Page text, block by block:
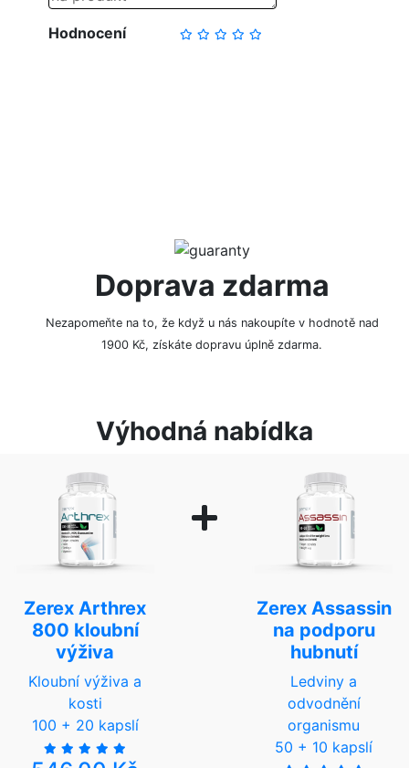
Hodnocení
Doprava zdarma
Nezapomeňte na to, že když u nás nakoupíte v hodnotě nad
1900 Kč, získáte dopravu úplně zdarma.
Výhodná nabídka
Zerex Arthrex
800 kloubní
výživa
Kloubní výživa a
kosti
100 + 20 kapslí
Zerex Assassin
na podporu
hubnutí
Ledviny a
odvodnění
organismu
50 + 10 kapslí